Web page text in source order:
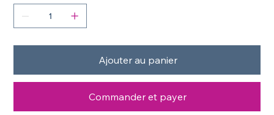
Ajouter au panier
Commander et payer